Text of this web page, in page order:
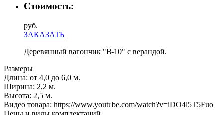
Стоимость:
руб.
ЗАКАЗАТЬ
Деревянный вагончик "В-10" с верандой.
Размеры
Длина: от 4,0 до 6,0 м.
Ширинa: 2,2 м.
Высота: 2,5 м.
Видео товара: https://www.youtube.com/watch?v=iDO4l5T5Fuo
Цены и виды комплектаций